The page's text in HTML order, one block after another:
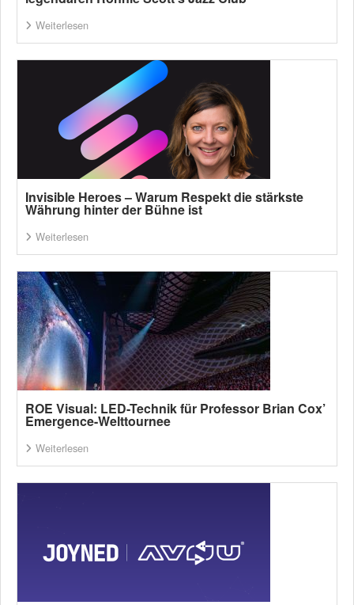
Weiterlesen
Invisible Heroes – Warum Respekt die stärkste
Währung hinter der Bühne ist
Weiterlesen
ROE Visual: LED-Technik für Professor Brian Cox’
Emergence-Welttournee
Weiterlesen